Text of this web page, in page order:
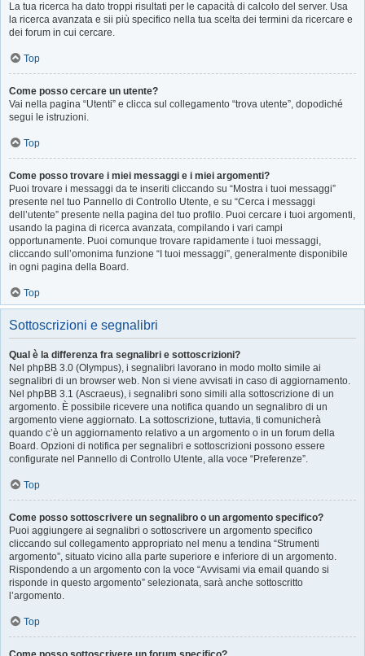
La tua ricerca ha dato troppi risultati per le capacità di calcolo del server. Usa
la ricerca avanzata e sii più specifico nella tua scelta dei termini da ricercare e
dei forum in cui cercare.
Top
Come posso cercare un utente?
Vai nella pagina “Utenti” e clicca sul collegamento “trova utente”, dopodiché
segui le istruzioni.
Top
Come posso trovare i miei messaggi e i miei argomenti?
Puoi trovare i messaggi da te inseriti cliccando su “Mostra i tuoi messaggi”
presente nel tuo Pannello di Controllo Utente, e su “Cerca i messaggi
dell’utente” presente nella pagina del tuo profilo. Puoi cercare i tuoi argomenti,
usando la pagina di ricerca avanzata, compilando i vari campi
opportunamente. Puoi comunque trovare rapidamente i tuoi messaggi,
cliccando sull’omonima funzione “I tuoi messaggi”, generalmente disponibile
in ogni pagina della Board.
Top
Sottoscrizioni e segnalibri
Qual è la differenza fra segnalibri e sottoscrizioni?
Nel phpBB 3.0 (Olympus), i segnalibri lavorano in modo molto simile ai
segnalibri di un browser web. Non si viene avvisati in caso di aggiornamento.
Nel phpBB 3.1 (Ascraeus), i segnalibri sono simili alla sottoscrizione di un
argomento. È possibile ricevere una notifica quando un segnalibro di un
argomento viene aggiornato. La sottoscrizione, tuttavia, ti comunicherà
quando c’è un aggiornamento relativo a un argomento o in un forum della
Board. Opzioni di notifica per segnalibri e sottoscrizioni possono essere
configurate nel Pannello di Controllo Utente, alla voce “Preferenze”.
Top
Come posso sottoscrivere un segnalibro o un argomento specifico?
Puoi aggiungere ai segnalibri o sottoscrivere un argomento specifico
cliccando sul collegamento appropriato nel menu a tendina “Strumenti
argomento”, situato vicino alla parte superiore e inferiore di un argomento.
Rispondendo a un argomento con la voce “Avvisami via email quando si
risponde in questo argomento” selezionata, sarà anche sottoscritto
l’argomento.
Top